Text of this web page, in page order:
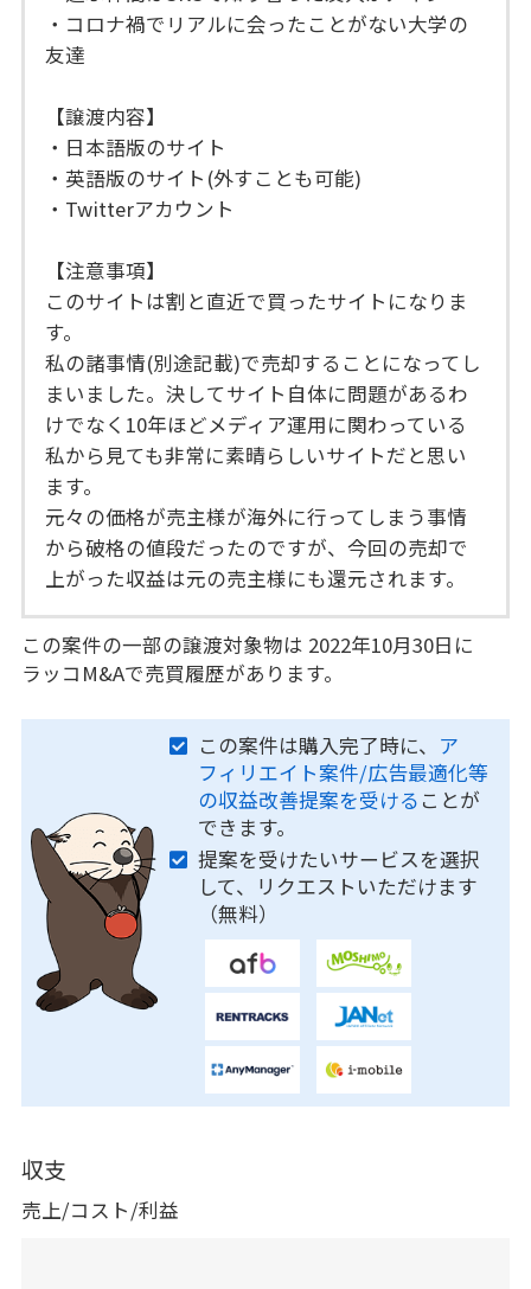
・コロナ禍でリアルに会ったことがない大学の
友達
【譲渡内容】
・日本語版のサイト
・英語版のサイト(外すことも可能)
・Twitterアカウント
【注意事項】
このサイトは割と直近で買ったサイトになりま
す。
私の諸事情(別途記載)で売却することになってし
まいました。決してサイト自体に問題があるわ
けでなく10年ほどメディア運用に関わっている
私から見ても非常に素晴らしいサイトだと思い
ます。
元々の価格が売主様が海外に行ってしまう事情
から破格の値段だったのですが、今回の売却で
上がった収益は元の売主様にも還元されます。
この案件の一部の譲渡対象物は 2022年10月30日に
ラッコM&Aで売買履歴があります。
この案件は購入完了時に、 ア
フィリエイト案件/広告最適化等
の収益改善提案を受ける ことが
できます。
提案を受けたいサービスを選択
して、リクエストいただけます
（無料）
収支
売上/コスト/利益